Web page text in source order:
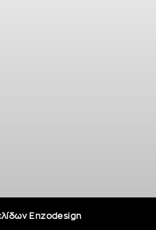
Enzodesign